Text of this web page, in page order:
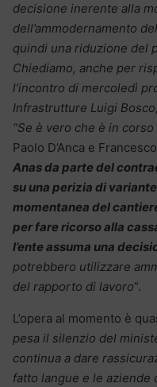
decisione inerente alla
dell’ammodernamento
quindi una riduzione del
Chiediamo, anche per
l’incontro di mercoledì
Infrastrutture Luigi Bosco,
“Se è vero che è in corso
Paolo D’Anca e
Anas da parte del
su una perizia di
momentanea del
per fare ricorso alla
l’ente assuma una
potrebbero utilizzare
del rapporto di lavoro”.
L’opera al momento è
pesa il silenzio del
continua a dare
fatto langue e le aziende